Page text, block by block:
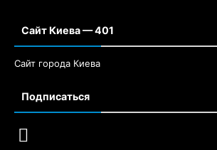
Сайт Киева — 401
Сайт города Киева
Подписаться